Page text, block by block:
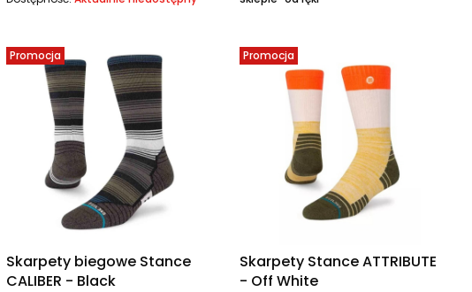
Promocja
Skarpety biegowe Stance
CALIBER - Black
Promocja
Skarpety Stance ATTRIBUTE
- Off White